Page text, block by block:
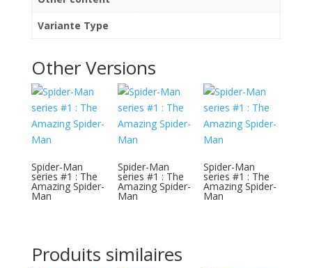
Variante Type
Other Versions
Spider-Man
series #1 : The
Amazing Spider-
Man
Spider-Man
series #1 : The
Amazing Spider-
Man
Spider-Man
series #1 : The
Amazing Spider-
Man
Produits similaires